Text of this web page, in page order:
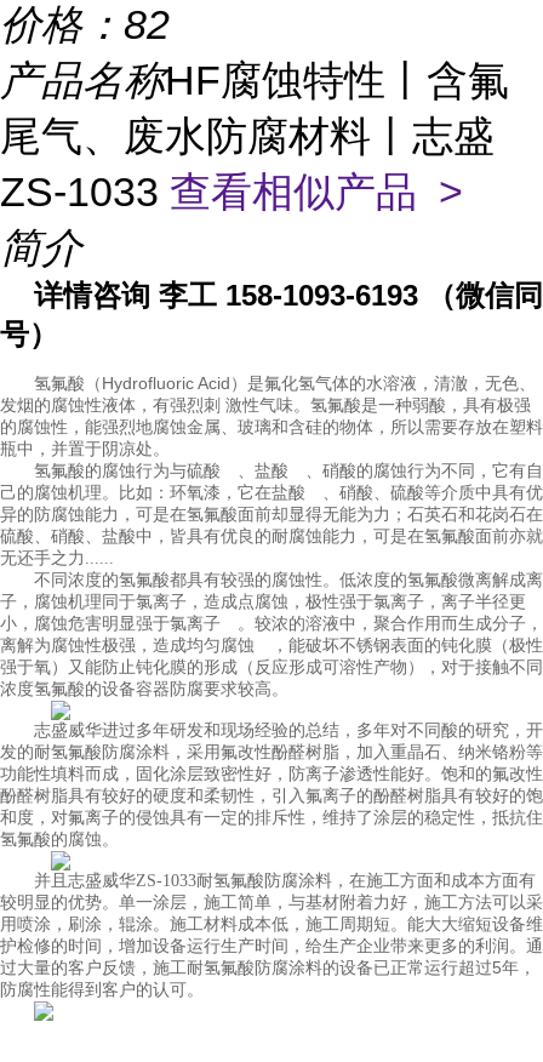
价格： 82
产品名称HF腐蚀特性丨含氟
尾气、废水防腐材料丨志盛
ZS-1033 查看相似产品 >
简介
详情咨询 李工 158-1093-6193 （微信同
号）
氢氟酸（ Hydrofluoric Acid ）是氟化氢气体的水溶液，清澈，无色、
发烟的腐蚀性液体，有强烈刺 激性气味。氢氟酸是一种弱酸 ，具有极强
的腐蚀性 ，能强烈地腐蚀金属、 玻璃和含硅的物体，所以需要存放在塑料
瓶中，并置于阴凉处。
氢氟酸的腐蚀行为与硫酸
、盐酸
、硝酸的腐蚀行为不同，它有自
己的腐蚀机理。比如：环氧漆，它在盐酸
、硝酸、硫酸等介质中具有优
异的防腐蚀能力，可是在氢氟酸面前却显得无能为力；石英石和花岗石在
硫酸、硝酸、盐酸中，皆具有优良的耐腐蚀能力，可是在氢氟酸面前亦就
无还手之力......
不同浓度的氢氟酸都具有较强的腐蚀性。低浓度的氢氟酸微离解成离
子，腐蚀机理同于氯离子，造成点腐蚀，极性强于氯离子，离子半径更
小，腐蚀危害明显强于氯离子 。较浓的溶液中，聚合作用而生成分子，
离解为腐蚀性极强，造成均匀腐蚀 ，能破坏不锈钢表面的钝化膜（极性
强于氧）又能防止钝化膜的形成（反应形成可溶性产物），对于接触不同
浓度氢氟酸的设备容器防腐要求较高。
志盛威华进过多年研发和现场经验的总结，多年对不同酸的研究，开
发的耐氢氟酸防腐涂料，采用氟改性酚醛树脂，加入重晶石、纳米铬粉等
功能性填料而成，固化涂层致密性好，防离子渗透性能好。饱和的氟改性
酚醛树脂具有较好的硬度和柔韧性，引入氟离子的酚醛树脂具有较好的饱
和度，对氟离子的侵蚀具有一定的排斥性，维持了涂层的稳定性，抵抗住
氢氟酸的腐蚀。
并且志盛威华ZS-1033耐氢氟酸防腐涂料，在施工方面和成本方面有
较明显的优势。单一涂层，施工简单，与基材附着力好，施工方法可以采
用喷涂，刷涂，辊涂。施工材料成本低，施工周期短。能大大缩短设备维
护检修的时间，增加设备运行生产时间，给生产企业带来更多的利润。通
过大量的客户反馈，施工耐氢氟酸防腐涂料的设备已正常运行超过5年，
防腐性能得到客户的认可。